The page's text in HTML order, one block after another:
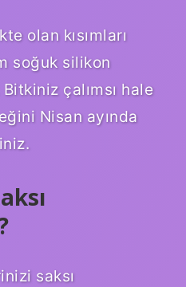
olan kısımları
soğuk silikon
çalımsı hale
Nisan ayında
saksı